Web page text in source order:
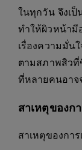
ในทุกวัน จึงเป็
ทำให้ผิวหน้ามี
เรื่องความมั่น
ตามสภาพสิว
ที่หลายคนอาจ
สาเหตุของก
สาเหตุของกา